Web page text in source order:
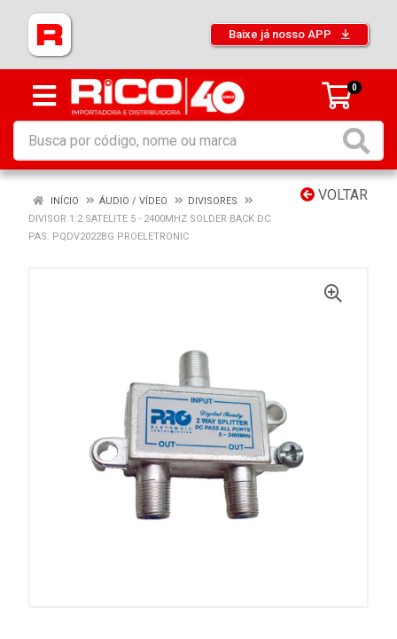
Baixe já nosso APP
0
VOLTAR
INÍCIO ÁUDIO / VÍDEO
DIVISORES
DIVISOR 1:2 SATELITE 5 - 2400MHZ SOLDER BACK DC
PAS. PQDV2022BG PROELETRONIC